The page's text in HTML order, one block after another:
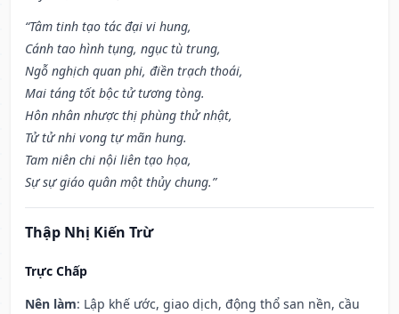
“Tâm tinh tạo tác đại vi hung,
Cánh tao hình tụng, ngục tù trung,
Ngỗ nghịch quan phi, điền trạch thoái,
Mai táng tốt bộc tử tương tòng.
Hôn nhân nhược thị phùng thử nhật,
Tử tử nhi vong tự mãn hung.
Tam niên chi nội liên tạo họa,
Sự sự giáo quân một thủy chung.”
Thập Nhị Kiến Trừ
Trực Chấp
Nên làm: Lập khế ước, giao dịch, động thổ san nền, cầu